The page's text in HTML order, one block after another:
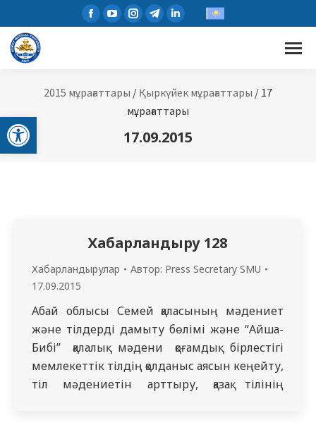
Open toolbar
Facebook
page
YouTube
page
new
Instagram
page
new
window
Telegram
page
new
window
Linkedin
page
2015 мұрағаттары / Қыркүйек мұрағаттары / 17
мұрағаттары
17.09.2015
Хабарландыру 128
Хабарландырулар Автор: Press Secretary SMU
17.09.2015
Абай облысы Семей қаласының мәдениет
және тілдерді дамыту бөлімі және “Айша-
Бибі” қалалық мәдени қоғамдық бірлестігі
мемлекеттік тілдің қолданыс аясын кеңейту,
тіл мәдениетін арттыру, қазақ тілінің